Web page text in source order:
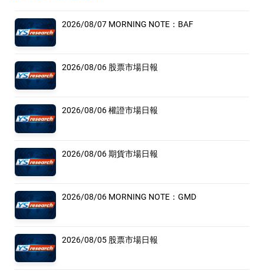
2026/08/07 MORNING NOTE：BAF
2026/08/06 股票市場日報
2026/08/06 權證市場日報
2026/08/06 期貨市場日報
2026/08/06 MORNING NOTE：GMD
2026/08/05 股票市場日報